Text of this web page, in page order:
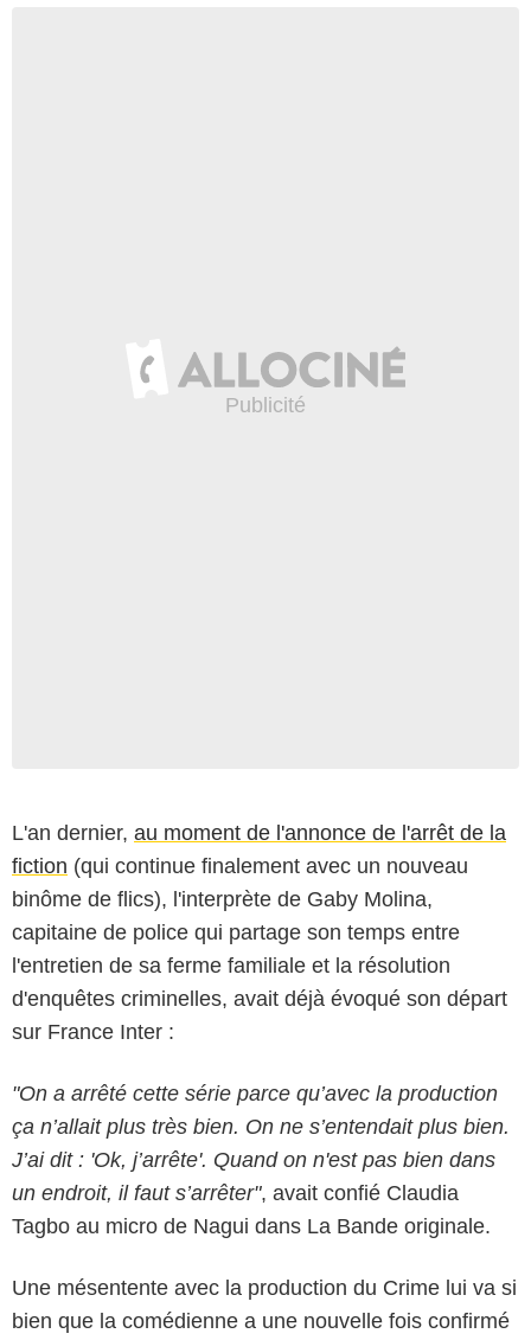
L'an dernier, au moment de l'annonce de l'arrêt de la
fiction (qui continue finalement avec un nouveau
binôme de flics), l'interprète de Gaby Molina,
capitaine de police qui partage son temps entre
l'entretien de sa ferme familiale et la résolution
d'enquêtes criminelles, avait déjà évoqué son départ
sur France Inter :
"On a arrêté cette série parce qu’avec la production
ça n’allait plus très bien. On ne s’entendait plus bien.
J’ai dit : 'Ok, j’arrête'. Quand on n'est pas bien dans
un endroit, il faut s’arrêter", avait confié Claudia
Tagbo au micro de Nagui dans La Bande originale.
Une mésentente avec la production du Crime lui va si
bien que la comédienne a une nouvelle fois confirmé